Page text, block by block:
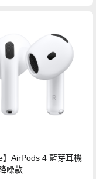
】AirPods 4 藍芽耳機
噪款